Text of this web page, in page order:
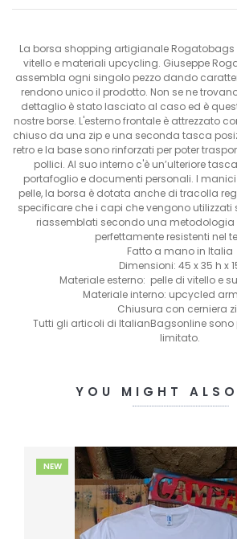
La borsa shopping artigianale Rogatobags
vitello e materiali upcycling. Giuseppe
assembla ogni singolo pezzo dando
rendono unico il prodotto. Non se ne
dettaglio è stato lasciato al caso ed è
nostre borse. L'esterno frontale è attrezzato
chiuso da una zip e una seconda tasca
retro e la base sono rinforzati per poter
pollici. Al suo interno c'è un’ulteriore
portafoglio e documenti personali. I
pelle, la borsa è dotata anche di tracolla
specificare che i capi che vengono
riassemblati secondo una metodologia
perfettamente resistenti nel
Fatto a mano in Italia
Dimensioni: 45 x 35 h x
Materiale esterno: pelle di vitello e
Materiale interno: upcycled
Chiusura con cerniera
Tutti gli articoli di ItalianBagsonline
limitato.
YOU MIGHT
NEW